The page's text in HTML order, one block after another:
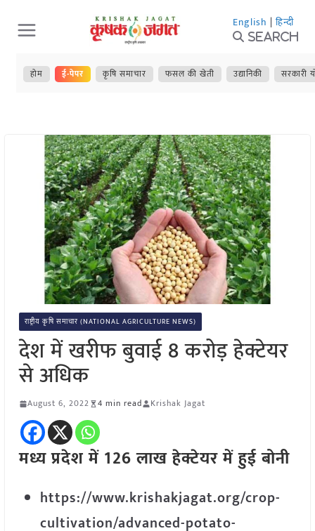
Skip
to
content
English | हिन्दी
Search
होम ई-पेपर कृषि समाचार फसल की खेती उद्यानिकी सरकारी
राष्ट्रीय कृषि समाचार (NATIONAL AGRICULTURE NEWS)
देश में खरीफ बुवाई 8 करोड़ हेक्टेयर
से अधिक
August 6, 2022 4 min read Krishak Jagat
मध्य प्रदेश में 126 लाख हेक्टेयर में हुई बोनी
https://www.krishakjagat.org/crop-
cultivation/advanced-potato-